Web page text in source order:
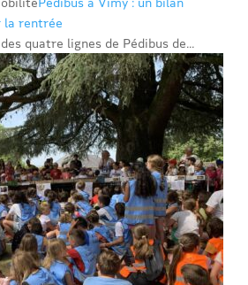
la rentrée
quatre lignes de Pédibus de...